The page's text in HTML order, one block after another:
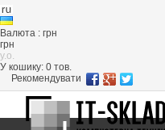
Валюта : грн
грн
y.o.
У кошику: 0 тов.
Рекомендувати